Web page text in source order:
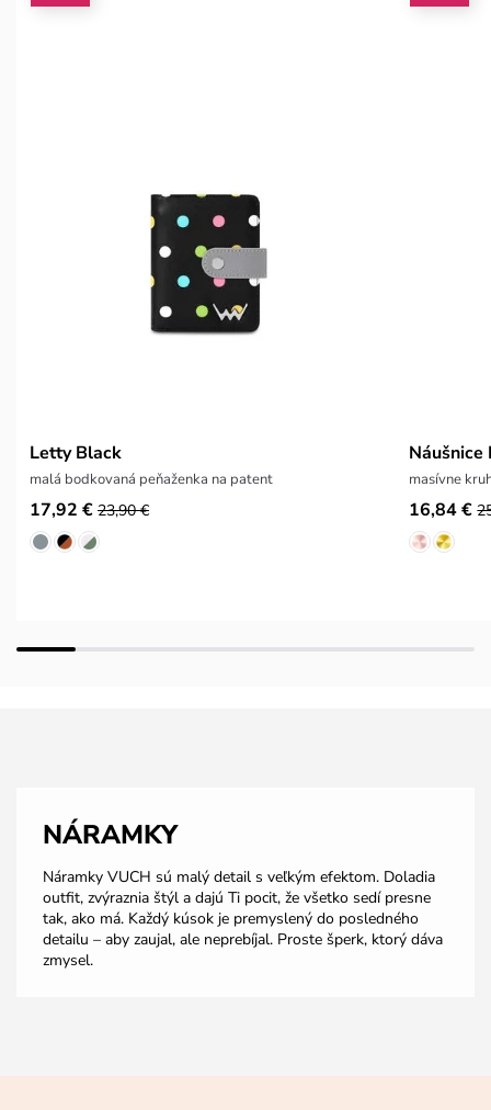
Letty Black
malá bodkovaná peňaženka na patent
17,92 € 23,90 €
Náušnice
masívne
16,84 €
NÁRAMKY
Náramky VUCH sú malý detail s veľkým efektom. Doladia
outfit, zvýraznia štýl a dajú Ti pocit, že všetko sedí presne
tak, ako má. Každý kúsok je premyslený do posledného
detailu – aby zaujal, ale neprebíjal. Proste šperk, ktorý dáva
zmysel.